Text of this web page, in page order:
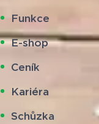
Funkce
E-shop
Ceník
Kariéra
Schůzka